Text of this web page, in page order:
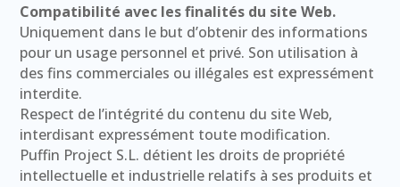
Compatibilité avec les finalités du site Web.
Uniquement dans le but d’obtenir des informations
pour un usage personnel et privé. Son utilisation à
des fins commerciales ou illégales est expressément
interdite.
Respect de l’intégrité du contenu du site Web,
interdisant expressément toute modification.
Puffin Project S.L. détient les droits de propriété
intellectuelle et industrielle relatifs à ses produits et